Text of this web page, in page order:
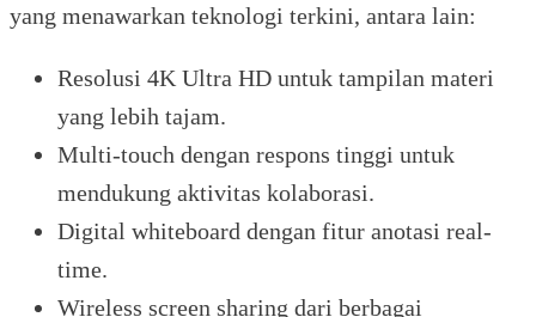
yang menawarkan teknologi terkini, antara lain:
Resolusi 4K Ultra HD untuk tampilan materi
yang lebih tajam.
Multi-touch dengan respons tinggi untuk
mendukung aktivitas kolaborasi.
Digital whiteboard dengan fitur anotasi real-
time.
Wireless screen sharing dari berbagai